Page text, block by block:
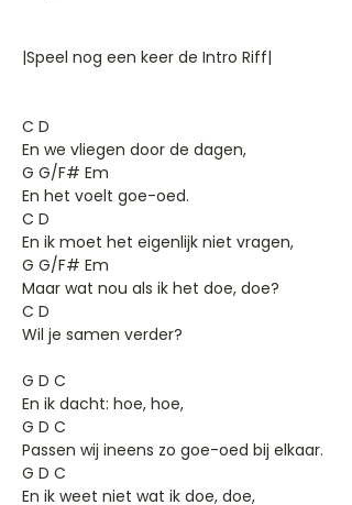
|Speel nog een keer de Intro Riff|
C D
En we vliegen door de dagen,
G G/F# Em
En het voelt goe-oed.
C D
En ik moet het eigenlijk niet vragen,
G G/F# Em
Maar wat nou als ik het doe, doe?
C D
Wil je samen verder?
G D C
En ik dacht: hoe, hoe,
G D C
Passen wij ineens zo goe-oed bij elkaar.
G D C
En ik weet niet wat ik doe, doe,